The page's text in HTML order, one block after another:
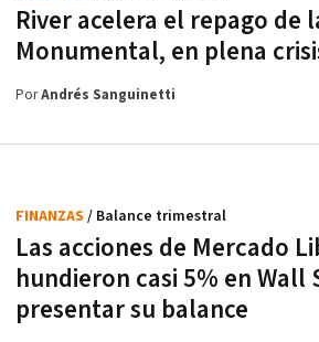
River acelera el repago de
Monumental, en plena
PorAndrés Sanguinetti
Las acciones de Mercado
hundieron casi 5% en Wall
presentar su balance
FINANZAS / Balance trimestral